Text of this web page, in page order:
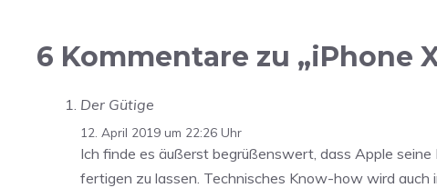
6 Kommentare zu „iPhone
Der Gütige
12. April 2019 um 22:26 Uhr
Ich finde es äußerst begrüßenswert, dass Apple
fertigen zu lassen. Technisches Know-how wird